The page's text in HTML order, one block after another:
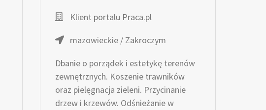
Klient portalu Praca.pl
mazowieckie / Zakroczym
Dbanie o porządek i estetykę terenów
zewnętrznych. Koszenie trawników
oraz pielęgnacja zieleni. Przycinanie
drzew i krzewów. Odśnieżanie w